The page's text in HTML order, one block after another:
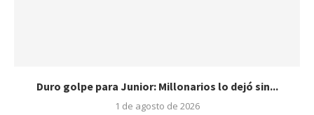
Duro golpe para Junior: Millonarios lo dejó sin...
1 de agosto de 2026